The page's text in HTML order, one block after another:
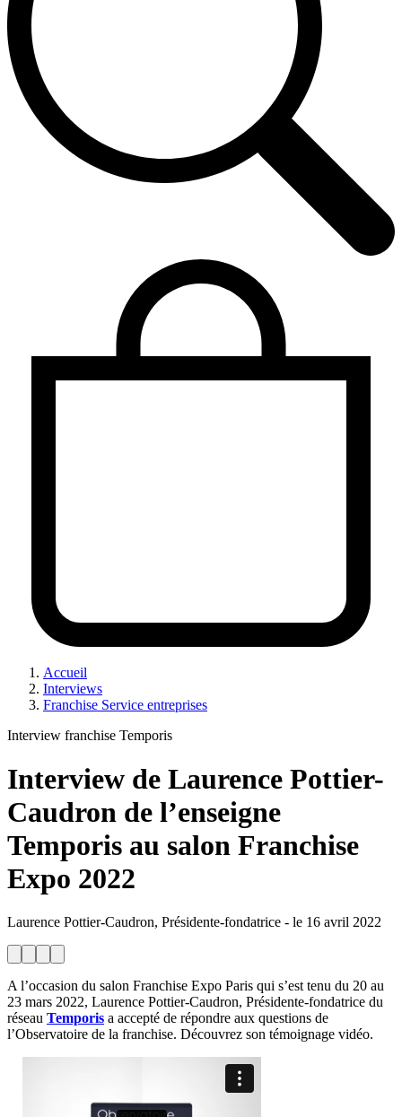
Accueil
Interviews
Franchise Service entreprises
Interview franchise Temporis
Interview de Laurence Pottier-
Caudron de l’enseigne
Temporis au salon Franchise
Expo 2022
Laurence Pottier-Caudron, Présidente-fondatrice - le 16 avril 2022
A l’occasion du salon Franchise Expo Paris qui s’est tenu du 20 au
23 mars 2022, Laurence Pottier-Caudron, Présidente-fondatrice du
réseau Temporis a accepté de répondre aux questions de
l’Observatoire de la franchise. Découvrez son témoignage vidéo.